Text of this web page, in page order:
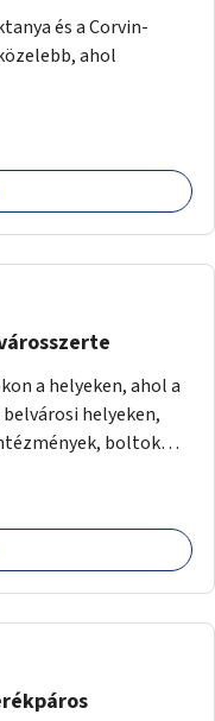
és a Corvin-
ahol
a helyeken, ahol a
helyeken,
boltok